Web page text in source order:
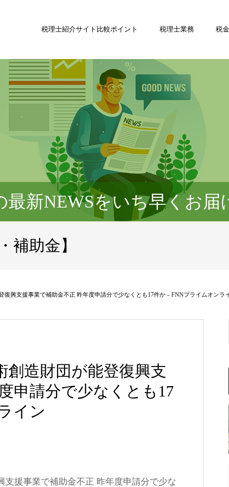
税理士紹介サイト比較ポイント 税理士業務 税
新NEWSをいち早くお届
補助金】
興支援事業で補助金不正 昨年度申請分で少なくとも17件か – FNNプライムオンラ
創造財団が能登復興支
申請分で少なくとも17
イン
援事業で補助金不正 昨年度申請分で少な